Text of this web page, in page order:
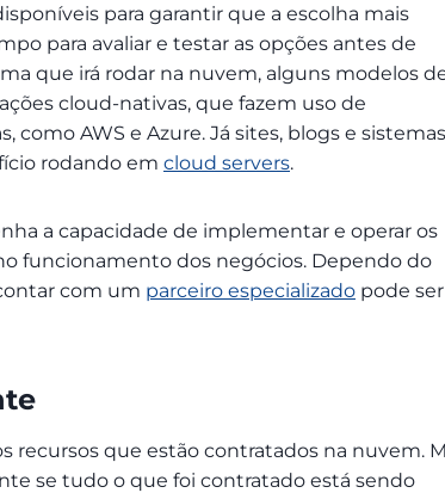
para garantir que a escolha mais
para avaliar e testar as opções antes de
que irá rodar na nuvem, alguns modelos
cloud-nativas, que fazem uso de
AWS e Azure. Já sites, blogs e sistemas
rodando em cloud servers.
a capacidade de implementar e operar os
funcionamento dos negócios. Dependo do
com um parceiro especializado pode ser
que estão contratados na nuvem.
se tudo o que foi contratado está sendo